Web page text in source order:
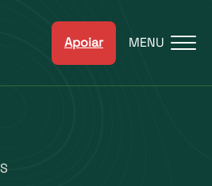
Apoiar MENU